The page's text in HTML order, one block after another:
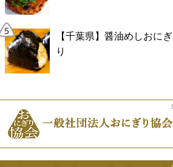
【千葉県】醤油めしおにぎ
り